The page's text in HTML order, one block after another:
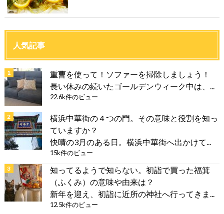
人気記事
重曹を使って！ソファーを掃除しましょう！
長い休みの続いたゴールデンウィーク中は、...
22.6k件のビュー
横浜中華街の４つの門。その意味と役割を知っ
ていますか？
快晴の3月のある日。横浜中華街へ出かけて...
15k件のビュー
知ってるようで知らない。初詣で買った福箕
（ふくみ）の意味や由来は？
新年を迎え、初詣に近所の神社へ行ってきま...
12.5k件のビュー